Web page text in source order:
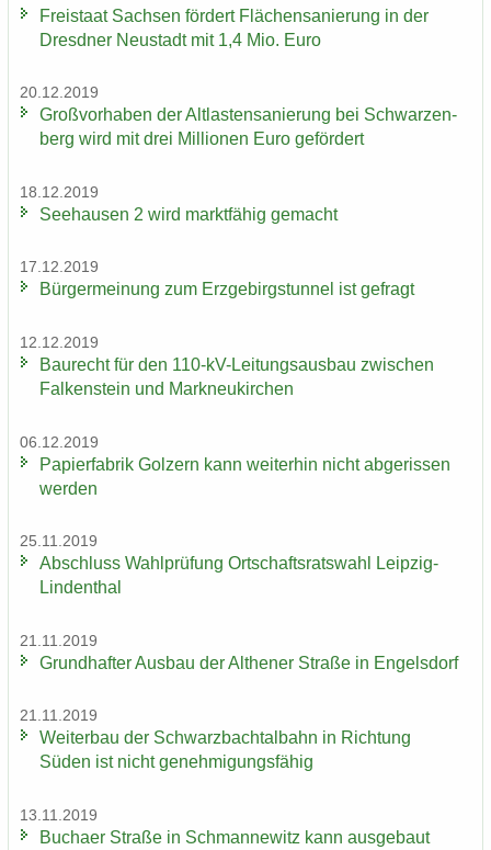
Frei­staat Sach­sen för­dert Flä­chen­sa­nie­rung in der
Dresd­ner Neu­stadt mit 1,4 Mio. Euro
20.12.2019
Groß­vor­ha­ben der Alt­las­ten­sa­nie­rung bei Schwar­zen­
berg wird mit drei Mil­lio­nen Euro ge­för­dert
18.12.2019
See­hau­sen 2 wird markt­fä­hig ge­macht
17.12.2019
Bür­ger­mei­nung zum Erz­ge­birgs­tun­nel ist ge­fragt
12.12.2019
Bau­recht für den 110-​kV-Leitungsausbau zwi­schen
Fal­ken­stein und Mark­neu­kir­chen
06.12.2019
Pa­pier­fa­brik Golz­ern kann wei­ter­hin nicht ab­ge­ris­sen
wer­den
25.11.2019
Ab­schluss Wahl­prü­fung Ort­schafts­rats­wahl Leipzig-​
Lindenthal
21.11.2019
Grund­haf­ter Aus­bau der Alt­he­ner Stra­ße in En­gels­dorf
21.11.2019
Wei­ter­bau der Schwarz­bach­tal­bahn in Rich­tung
Süden ist nicht ge­neh­mi­gungs­fä­hig
13.11.2019
Bu­ch­a­er Stra­ße in Sch­man­ne­witz kann aus­ge­baut